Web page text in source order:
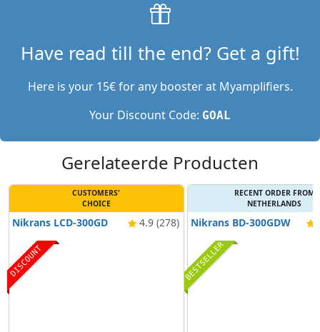
Have read till the end? Get a gift!
Here is your 15€ for any booster at Myamplifiers.
Your Discount Code: GOAL
Gerelateerde Producten
CUSTOMERS'
CHOICE
Nikrans LCD-300GD 4.9 (278)
DISCOUNT
RECENT ORDER FROM
NETHERLANDS
Nikrans BD-300GDW
BESTSELLER